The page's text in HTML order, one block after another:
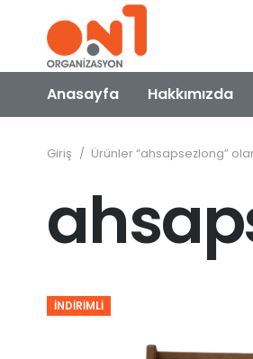
Anasayfa Hakkımızda
Giriş / Ürünler “ahsapsezlong”
İNDIRIMLI